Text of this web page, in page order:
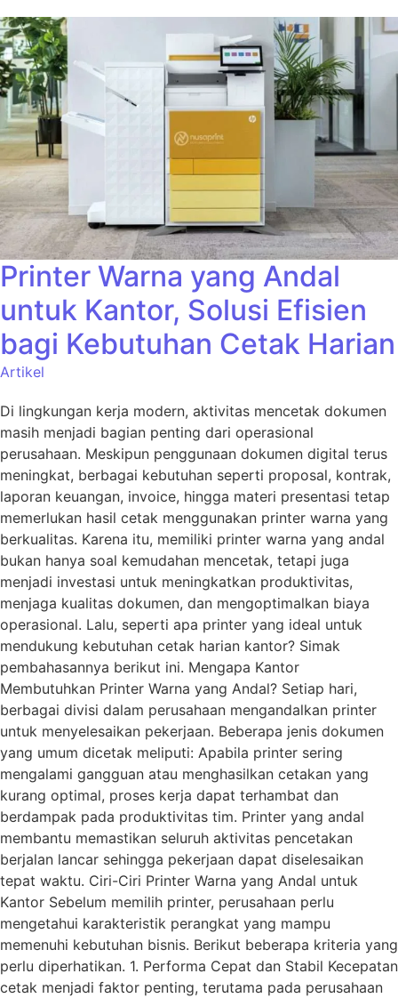
Printer Warna yang Andal
untuk Kantor, Solusi Efisien
bagi Kebutuhan Cetak Harian
Artikel
Di lingkungan kerja modern, aktivitas mencetak dokumen
masih menjadi bagian penting dari operasional
perusahaan. Meskipun penggunaan dokumen digital terus
meningkat, berbagai kebutuhan seperti proposal, kontrak,
laporan keuangan, invoice, hingga materi presentasi tetap
memerlukan hasil cetak menggunakan printer warna yang
berkualitas. Karena itu, memiliki printer warna yang andal
bukan hanya soal kemudahan mencetak, tetapi juga
menjadi investasi untuk meningkatkan produktivitas,
menjaga kualitas dokumen, dan mengoptimalkan biaya
operasional. Lalu, seperti apa printer yang ideal untuk
mendukung kebutuhan cetak harian kantor? Simak
pembahasannya berikut ini. Mengapa Kantor
Membutuhkan Printer Warna yang Andal? Setiap hari,
berbagai divisi dalam perusahaan mengandalkan printer
untuk menyelesaikan pekerjaan. Beberapa jenis dokumen
yang umum dicetak meliputi: Apabila printer sering
mengalami gangguan atau menghasilkan cetakan yang
kurang optimal, proses kerja dapat terhambat dan
berdampak pada produktivitas tim. Printer yang andal
membantu memastikan seluruh aktivitas pencetakan
berjalan lancar sehingga pekerjaan dapat diselesaikan
tepat waktu. Ciri-Ciri Printer Warna yang Andal untuk
Kantor Sebelum memilih printer, perusahaan perlu
mengetahui karakteristik perangkat yang mampu
memenuhi kebutuhan bisnis. Berikut beberapa kriteria yang
perlu diperhatikan. 1. Performa Cepat dan Stabil Kecepatan
cetak menjadi faktor penting, terutama pada perusahaan